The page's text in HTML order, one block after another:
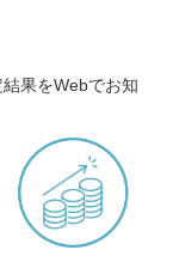
果をWebでお知